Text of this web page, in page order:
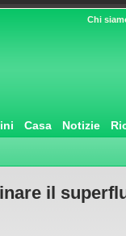
Chi
Casa Notizie
il